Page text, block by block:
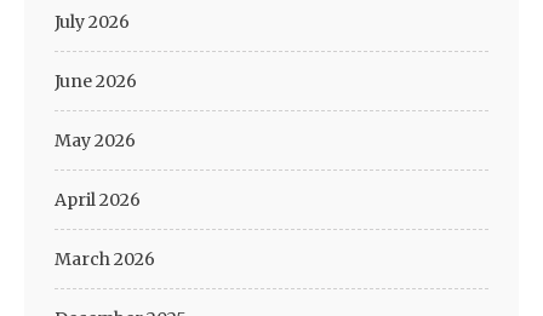
July 2026
June 2026
May 2026
April 2026
March 2026